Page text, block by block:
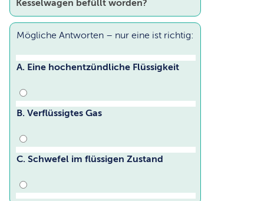
Kesselwagen befüllt worden?
Mögliche Antworten – nur eine ist richtig:
A. Eine hochentzündliche Flüssigkeit
B. Verflüssigtes Gas
C. Schwefel im flüssigen Zustand